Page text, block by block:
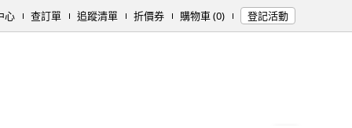
心 查訂單 追蹤清單 折價券 購物車 (0) 登記活動